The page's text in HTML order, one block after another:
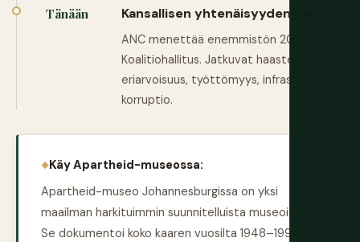
Tänään Kansallisen yhtenäisyyden hallitus
ANC menettää enemmistön 2024.
Koalitiohallitus. Jatkuvat haasteet:
eriarvoisuus, työttömyys, infrastruktuuri,
korruptio.
Käy Apartheid-museossa:
Apartheid-museo Johannesburgissa on yksi
maailman harkituimmin suunnitelluista museoista.
Se dokumentoi koko kaaren vuosilta 1948–1994